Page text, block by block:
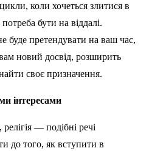
коли хочеться злитися в
бути на віддалі.
буде претендувати на ваш час,
новий досвід, розширить
своє призначення.
інтересами
— подібні речі
до того, як вступити в